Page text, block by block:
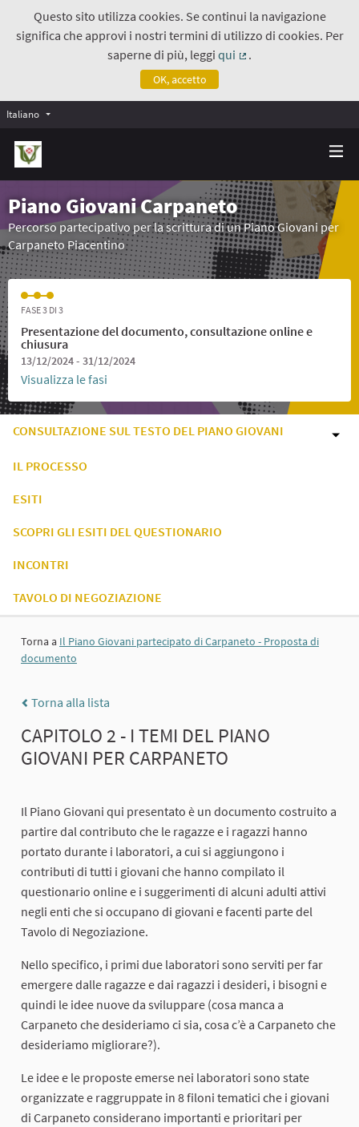
Questo sito utilizza cookies. Se continui la navigazione
significa che approvi i nostri termini di utilizzo di cookies. Per
saperne di più, leggiqui
.
OK, accetto
Italiano
Piano Giovani Carpaneto
Percorso partecipativo per la scrittura di un Piano Giovani per
Carpaneto Piacentino
FASE 3 DI 3
Presentazione del documento, consultazione online e
chiusura
13/12/2024 - 31/12/2024
Visualizza le fasi
CONSULTAZIONE SUL TESTO DEL PIANO GIOVANI
IL PROCESSO
ESITI
SCOPRI GLI ESITI DEL QUESTIONARIO
INCONTRI
TAVOLO DI NEGOZIAZIONE
Torna a Il Piano Giovani partecipato di Carpaneto - Proposta di
documento
Torna alla lista
CAPITOLO 2 - I TEMI DEL PIANO
GIOVANI PER CARPANETO
Il Piano Giovani qui presentato è un documento costruito a
partire dal contributo che le ragazze e i ragazzi hanno
portato durante i laboratori, a cui si aggiungono i
contributi di tutti i giovani che hanno compilato il
questionario online e i suggerimenti di alcuni adulti attivi
negli enti che si occupano di giovani e facenti parte del
Tavolo di Negoziazione.
Nello specifico, i primi due laboratori sono serviti per far
emergere dalle ragazze e dai ragazzi i desideri, i bisogni e
quindi le idee nuove da sviluppare (cosa manca a
Carpaneto che desideriamo ci sia, cosa c’è a Carpaneto che
desideriamo migliorare?).
Le idee e le proposte emerse nei laboratori sono state
organizzate e raggruppate in 8 filoni tematici che i giovani
di Carpaneto considerano importanti e prioritari per